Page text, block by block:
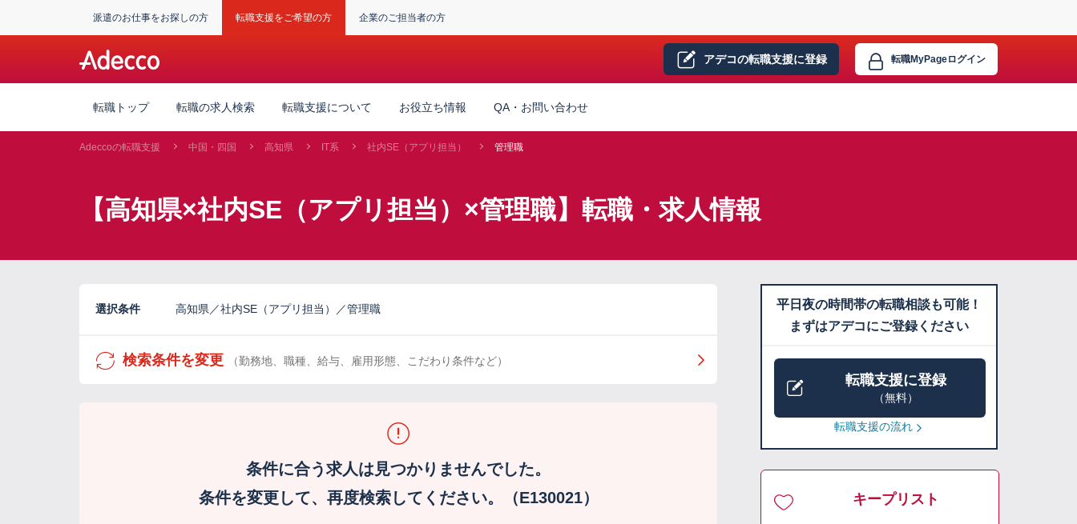
派遣のお仕事をお探しの方 転職支援をご希望の方 企業のご担当者の方
アデコの転職支援に登録 転職MyPageログイン
転職トップ 転職の求人検索 転職支援について お役立ち情報 QA・お問い合わせ
Adeccoの転職支援 中国・四国 高知県 IT系 社内SE（アプリ担当） 管理職
【高知県×社内SE（アプリ担当）×管理職】転職・求人情報
選択条件 高知県／社内SE（アプリ担当）／管理職
検索条件を変更 （勤務地、職種、給与、雇用形態、こだわり条件など）
条件に合う求人は見つかりませんでした。
条件を変更して、再度検索してください。（E130021）
平日夜の時間帯の転職相談も可能！
まずはアデコにご登録ください
転職支援に登録
（無料）
転職支援の流れ
キープリスト